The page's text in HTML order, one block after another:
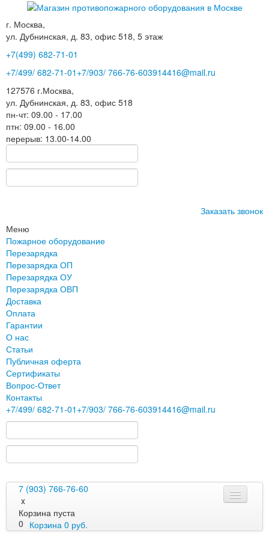
г. Москва,
ул. Дубнинская, д. 83, офис 518, 5 этаж
+7(499) 682-71-01
+7/499/ 682-71-01 +7/903/ 766-76-603914416@mail.ru
127576 г.Москва,
ул. Дубнинская, д. 83, офис 518
пн-чт: 09.00 - 17.00
птн: 09.00 - 16.00
перерыв: 13.00-14.00
Заказать звонок
Меню
Пожарное оборудование
Перезарядка
Перезарядка ОП
Перезарядка ОУ
Перезарядка ОВП
Доставка
Оплата
Гарантии
О нас
Статьи
Публичная оферта
Сертификаты
Вопрос-Ответ
Контакты
+7/499/ 682-71-01 +7/903/ 766-76-603914416@mail.ru
7 (903) 766-76-60
x
Корзина пуста
0 Корзина 0 руб.